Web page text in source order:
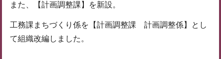
また、【計画調整課】を新設。
工務課まちづくり係を【計画調整課 計画調整係】とし
て組織改編しました。